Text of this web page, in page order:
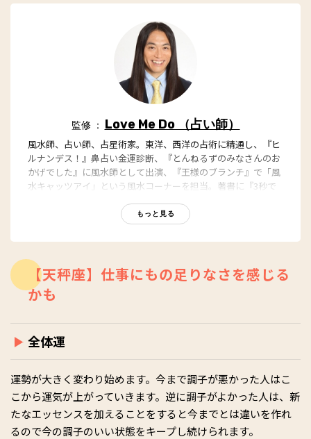
監修 ： Love Me Do （占い師）
風水師、占い師、占星術家。東洋、西洋の占術に精通し、『ヒ
ルナンデス！』鼻占い金運診断、『とんねるずのみなさんのお
かげでした』に風水師として出演、『王様のブランチ』で「風
水キャッツアイ」という風水コーナーを担当。著書に『3秒で
『鏡の中のりんごは何色ですか?~悩んだ時に啓示が降りてく
る“神様の直感占い"』（サイゾー）、『月と風水～時間と空間
を操る時空風水～』（ゴマブックス）、「もしもし神様です
などがある。
もっと見る
【天秤座】仕事にもの足りなさを感じる
かも
全体運
運勢が大きく変わり始めます。今まで調子が悪かった人はこ
こから運気が上がっていきます。逆に調子がよかった人は、新
たなエッセンスを加えることをすると今までとは違いを作れ
るので今の調子のいい状態をキープし続けられます。